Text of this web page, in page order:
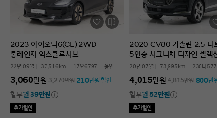
분들에게는 현대인증중고차를 충분히
고려해볼 만하다고 생각합니다.
2023 아이오닉6(CE) 2WD
롱레인지 익스클루시브
22년 09월 37,516km 17오6797 용인
3,060만원 3,270만원 210만원 할인
할부월 39만원
추가할인
2020 GV80 가솔린 2.5 터
5인승 시그니처 디자인 셀
20년 07월 73,995km 230다
4,015만원 4,815만원 800만
할부월 52만원
추가할인